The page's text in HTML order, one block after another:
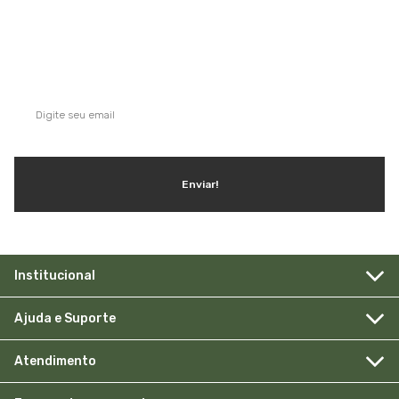
Enviar!
Institucional
Ajuda e Suporte
Atendimento